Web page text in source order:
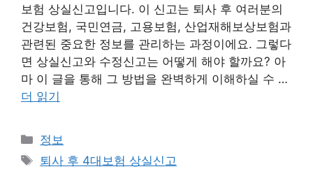
보험 상실신고입니다. 이 신고는 퇴사 후 여러분의
건강보험, 국민연금, 고용보험, 산업재해보상보험과
관련된 중요한 정보를 관리하는 과정이에요. 그렇다
면 상실신고와 수정신고는 어떻게 해야 할까요? 아
마 이 글을 통해 그 방법을 완벽하게 이해하실 수 …
더 읽기
카
테
정보
태
퇴사 후 4대보험 상실신고